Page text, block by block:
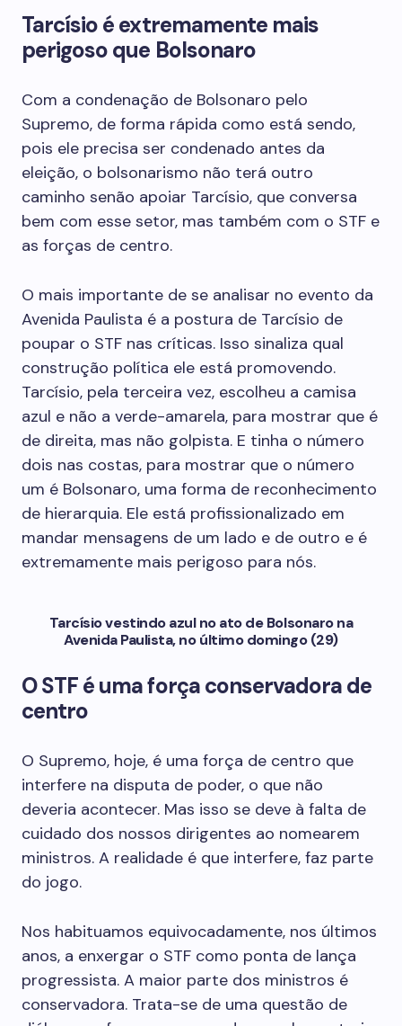
Tarcísio é extremamente mais
perigoso que Bolsonaro
Com a condenação de Bolsonaro pelo
Supremo, de forma rápida como está sendo,
pois ele precisa ser condenado antes da
eleição, o bolsonarismo não terá outro
caminho senão apoiar Tarcísio, que conversa
bem com esse setor, mas também com o STF e
as forças de centro.
O mais importante de se analisar no evento da
Avenida Paulista é a postura de Tarcísio de
poupar o STF nas críticas. Isso sinaliza qual
construção política ele está promovendo.
Tarcísio, pela terceira vez, escolheu a camisa
azul e não a verde-amarela, para mostrar que é
de direita, mas não golpista. E tinha o número
dois nas costas, para mostrar que o número
um é Bolsonaro, uma forma de reconhecimento
de hierarquia. Ele está profissionalizado em
mandar mensagens de um lado e de outro e é
extremamente mais perigoso para nós.
Tarcísio vestindo azul no ato de Bolsonaro na
Avenida Paulista, no último domingo (29)
O STF é uma força conservadora de
centro
O Supremo, hoje, é uma força de centro que
interfere na disputa de poder, o que não
deveria acontecer. Mas isso se deve à falta de
cuidado dos nossos dirigentes ao nomearem
ministros. A realidade é que interfere, faz parte
do jogo.
Nos habituamos equivocadamente, nos últimos
anos, a enxergar o STF como ponta de lança
progressista. A maior parte dos ministros é
conservadora. Trata-se de uma questão de